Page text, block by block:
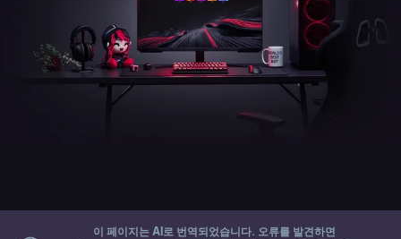
이 페이지는 AI로 번역되었습니다. 오류를 발견하면